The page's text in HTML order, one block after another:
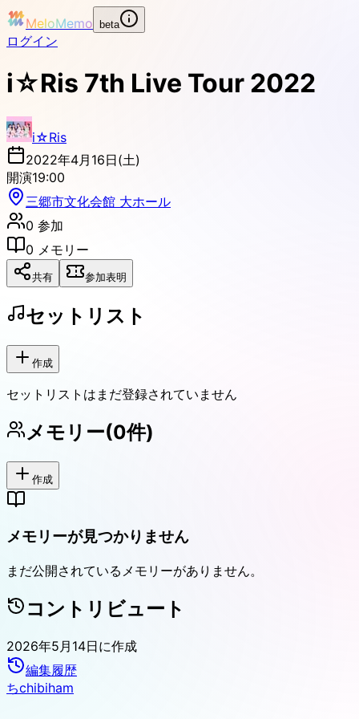
MeloMemo beta
ログイン
i☆Ris 7th Live Tour 2022
i☆Ris
2022年4月16日(土)
開演19:00
三郷市文化会館 大ホール
0 参加
0 メモリー
共有 参加表明
セットリスト
作成
セットリストはまだ登録されていません
メモリー(0件)
作成
メモリーが見つかりません
まだ公開されているメモリーがありません。
コントリビュート
2026年5月14日に作成
編集履歴
ちchibiham